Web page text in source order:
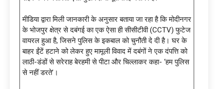
मीडिया द्वारा मिली जानकारी के अनुसार बताया जा रहा है कि मोदीनगर
के भोजपुर क्षेत्र से दबंगई का एक ऐसा ही सीसीटीवी (CCTV) फुटेज
वायरल हुआ है, जिसने पुलिस के इकबाल को चुनौती दे दी है। घर के
बाहर ईंटें हटाने को लेकर हुए मामूली विवाद में दबंगों ने एक दंपत्ति को
लाठी-डंडों से सरेराह बेरहमी से पीटा और चिल्लाकर कहा- ‘हम पुलिस
से नहीं डरते’।